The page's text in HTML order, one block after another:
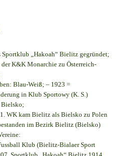
Sportklub „Hakoah“ Bielitz gegründet;
K&K Monarchie zu Österreich-
Blau-Weiß; – 1923 =
in Klub Sportowy (K. S.)
Bielsko;
WK kam Bielitz als Bielsko zu Polen
im Bezirk Bielitz (Bielsko)
Klub (Bielitz-Bialaer Sport